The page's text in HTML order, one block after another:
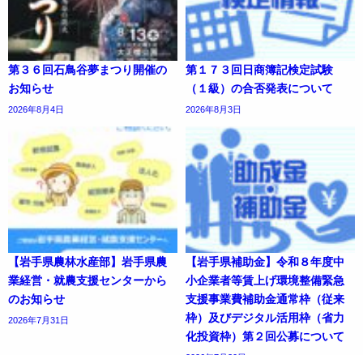
第３６回石鳥谷夢まつり開催の
お知らせ
2026年8月4日
第１７３回日商簿記検定試験
（１級）の合否発表について
2026年8月3日
【岩手県農林水産部】岩手県農
業経営・就農支援センターから
のお知らせ
2026年7月31日
【岩手県補助金】令和８年度中
小企業者等賃上げ環境整備緊急
支援事業費補助金通常枠（従来
枠）及びデジタル活用枠（省力
化投資枠）第２回公募について